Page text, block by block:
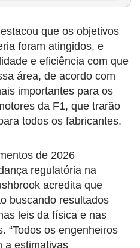
que os objetivos
foram atingidos, e
e eficiência com que
área, de acordo com
importantes para os
da F1, que trarão
todos os fabricantes.
de 2026
regulatória na
acredita que
buscando resultados
leis da física e nas
“Todos os engenheiros
a estimativas